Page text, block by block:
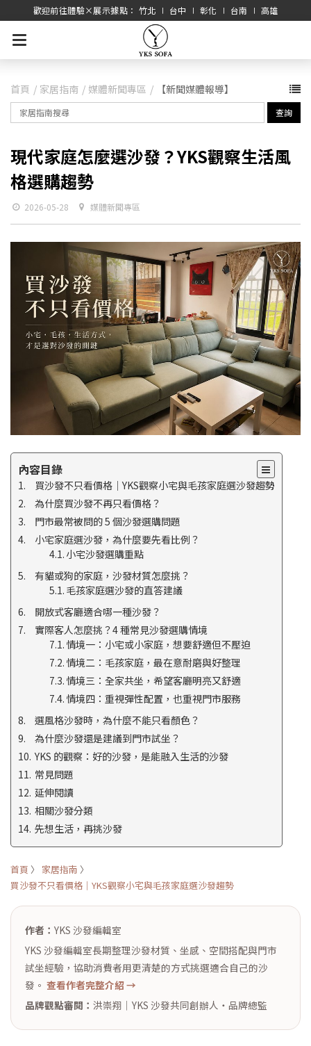
歡迎前往體驗×展示據點： 竹北 ∣ 台中 ∣ 彰化 ∣ 台南 ∣ 高雄
首頁 家居指南 媒體新聞專區 【新聞媒體報導】
查詢
現代家庭怎麼選沙發？YKS觀察生活風
格選購趨勢
2026-05-28 媒體新聞專區
內容目錄
買沙發不只看價格｜YKS觀察小宅與毛孩家庭選沙發趨勢
為什麼買沙發不再只看價格？
門市最常被問的 5 個沙發選購問題
小宅家庭選沙發，為什麼要先看比例？
小宅沙發選購重點
有貓或狗的家庭，沙發材質怎麼挑？
毛孩家庭選沙發的直答建議
開放式客廳適合哪一種沙發？
實際客人怎麼挑？4 種常見沙發選購情境
情境一：小宅或小家庭，想要舒適但不壓迫
情境二：毛孩家庭，最在意耐磨與好整理
情境三：全家共坐，希望客廳明亮又舒適
情境四：重視彈性配置，也重視門市服務
選風格沙發時，為什麼不能只看顏色？
為什麼沙發還是建議到門市試坐？
YKS 的觀察：好的沙發，是能融入生活的沙發
常見問題
延伸閱讀
相關沙發分類
先想生活，再挑沙發
首頁 〉 家居指南 〉
買沙發不只看價格｜YKS觀察小宅與毛孩家庭選沙發趨勢
作者： YKS 沙發編輯室
YKS 沙發編輯室長期整理沙發材質、坐感、空間搭配與門市
試坐經驗，協助消費者用更清楚的方式挑選適合自己的沙
發。 查看作者完整介紹 →
品牌觀點審閱： 洪崇翔｜YKS 沙發共同創辦人・品牌總監